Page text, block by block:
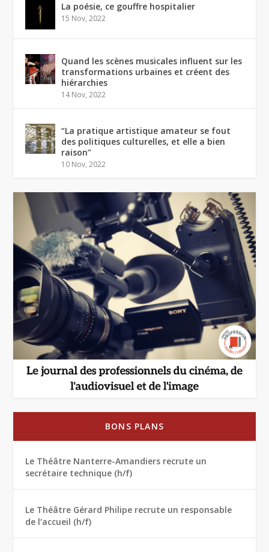
La poésie, ce gouffre hospitalier
15 Nov, 2022
Quand les scènes musicales influent sur les
transformations urbaines et créent des
hiérarchies
14 Nov, 2022
“La pratique artistique amateur se fout
des politiques culturelles, et elle a bien
raison”
10 Nov, 2022
BONS PLANS
Le Théâtre Nanterre-Amandiers recrute un
secrétaire technique (h/f)
Le Théâtre Gérard Philipe recrute un responsable
de l’accueil (h/f)